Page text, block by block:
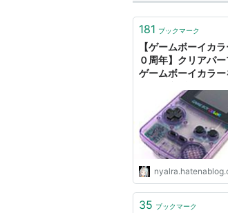
181 ブックマーク
【ゲームボーイカ
０周年】クリアパ
ゲームボーイカラー
- 根室記念館
35 ブックマーク